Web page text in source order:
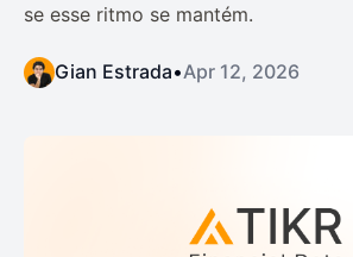
se esse ritmo se mantém.
Gian Estrada•Apr 12, 2026